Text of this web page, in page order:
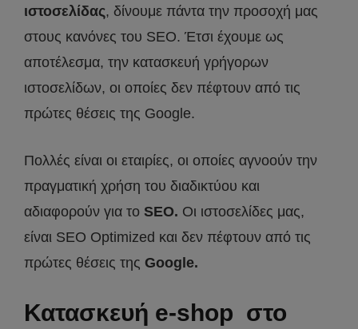
ιστοσελίδας, δίνουμε πάντα την προσοχή μας
στους κανόνες του SEO. Έτσι έχουμε ως
αποτέλεσμα, την κατασκευή γρήγορων
ιστοσελίδων, οι οποίες δεν πέφτουν από τις
πρώτες θέσεις της Google.
Πολλές είναι οι εταιρίες, οι οποίες αγνοούν την
πραγματική χρήση του διαδικτύου και
αδιαφορούν για το SEO. Οι ιστοσελίδες μας,
είναι SEO Optimized και δεν πέφτουν από τις
πρώτες θέσεις της Google.
Κατασκευή e-shop στο